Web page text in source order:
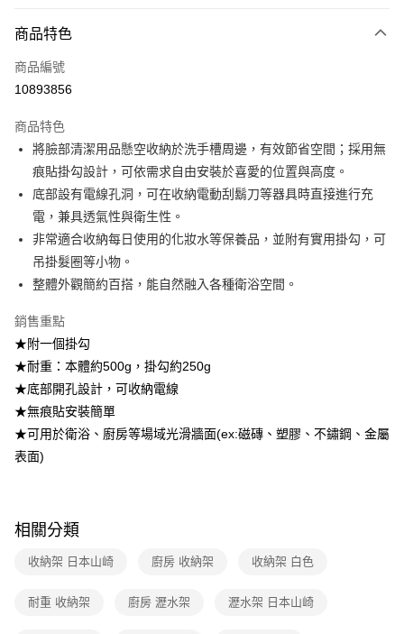
成交易。
3.實際核准額度、可分期數及費用金額請依後續交易確認頁面所載為準。
4.訂單成立30分鐘內，如未前往確認交易或遇審核未通過，訂單將自動取
消。如遇「轉專審核」未通過狀況，表示未達大哥付你分期系統評分，恕無
法說明評估內容。
1.分期款項不併入電信帳單，「大哥付你分期」於每月結算日後寄送繳費提
2.透過簡訊連結打開帳單後，可選擇「超商條碼／台灣大直營門市／銀行轉
帳／街口支付／iPASS MONEY」等通路繳費。
【注意事項】
1.本服務係由「台灣大哥大股份有限公司」（以下簡稱本公司）所提供，讓
用戶於交易時，得透過本服務購買商品或服務，並由商店將買賣／分期付款
買賣價金債權讓與本公司後，依約使用本公司帳單繳交帳款。
2.基於同意付款使用「大哥付你分期」之契約關係目的，商店將以您的個人
資料（包含姓名、電話或地址）提供予台灣大哥大進項蒐集、處理及利用，
3.完整用戶服務條款，請詳閱以下連結：
每筆NT$100，滿NT$499(含以上)免運費
每筆NT$100，滿NT$499(含以上)免運費
7-11取貨付款
每筆NT$100，滿NT$499(含以上)免運費
付款後7-11取貨
每筆NT$100，滿NT$499(含以上)免運費
宅配【父親節大回饋】限時$299免運
商品特色
商品編號
10893856
商品特色
將臉部清潔用品懸空收納於洗手槽周邊，有效節省空間；採用無
痕貼掛勾設計，可依需求自由安裝於喜愛的位置與高度。
底部設有電線孔洞，可在收納電動刮鬍刀等器具時直接進行充
電，兼具透氣性與衛生性。
非常適合收納每日使用的化妝水等保養品，並附有實用掛勾，可
吊掛髮圈等小物。
整體外觀簡約百搭，能自然融入各種衛浴空間。
銷售重點
★附一個掛勾
★耐重：本體約500g，掛勾約250g
★底部開孔設計，可收納電線
★無痕貼安裝簡單
★可用於衛浴、廚房等場域光滑牆面(ex:磁磚、塑膠、不鏽鋼、金屬
表面)
相關分類
收納架 日本山崎 廚房 收納架 收納架 白色
耐重 收納架 廚房 瀝水架 瀝水架 日本山崎